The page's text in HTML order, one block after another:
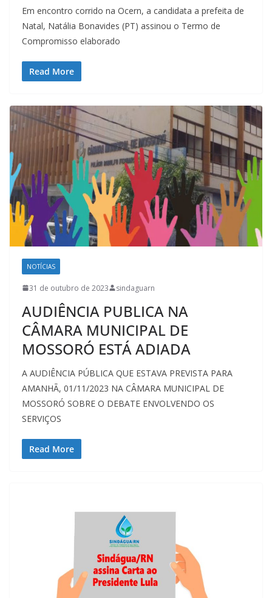
Em encontro corrido na Ocern, a candidata a prefeita de
Natal, Natália Bonavides (PT) assinou o Termo de
Compromisso elaborado
Read More
NOTÍCIAS
31 de outubro de 2023 sindaguarn
AUDIÊNCIA PUBLICA NA
CÂMARA MUNICIPAL DE
MOSSORÓ ESTÁ ADIADA
A AUDIÊNCIA PÚBLICA QUE ESTAVA PREVISTA PARA
AMANHÃ, 01/11/2023 NA CÂMARA MUNICIPAL DE
MOSSORÓ SOBRE O DEBATE ENVOLVENDO OS
SERVIÇOS
Read More